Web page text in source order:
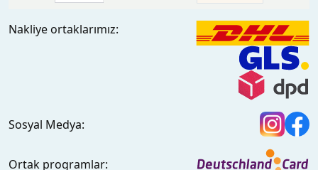
Nakliye ortaklarımız:
Sosyal Medya:
Ortak programlar: